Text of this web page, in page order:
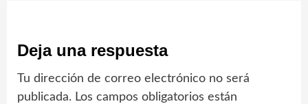
Deja una respuesta
Tu dirección de correo electrónico no será
publicada. Los campos obligatorios están